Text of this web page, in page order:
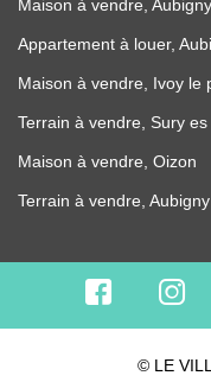
Maison à vendre,
Appartement à louer,
Maison à vendre, Ivoy le
Terrain à vendre, Sury es
Maison à vendre, Oizon
Terrain à vendre,
© LE